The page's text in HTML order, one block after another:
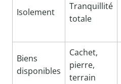
Isolement
Tranquillité
totale
Biens
disponibles
Cachet,
pierre,
terrain